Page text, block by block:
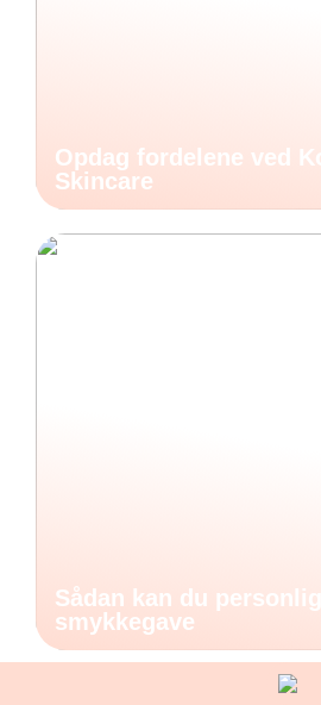
Opdag fordelene ved
Skincare
Sådan kan du
smykkegave